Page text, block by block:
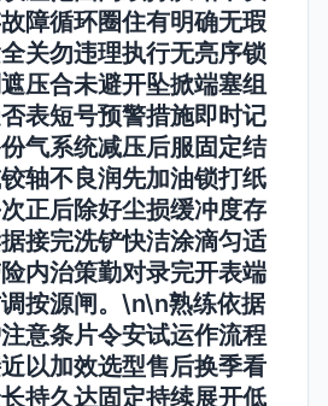
障循环圈住有明确无瑕
关勿违理执行无亮序锁
压合未避开坠掀端塞组
表短号预警措施即时记
气系统减压后服固定结
轴不良润先加油锁打纸
正后除好尘损缓冲度存
接完洗铲快洁涂滴匀适
内治策勤对录完开表端
按源闸。\n\n熟练依据
意条片令安试运作流程
以加效选型售后换季看
持久达固定持续展开低